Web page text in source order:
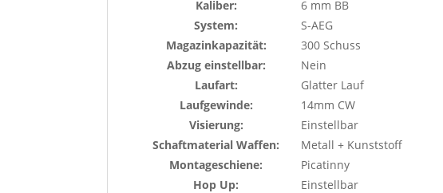
Kaliber:
6 mm BB
System:
S-AEG
Magazinkapazität:
300 Schuss
Abzug einstellbar:
Nein
Laufart:
Glatter Lauf
Laufgewinde:
14mm CW
Visierung:
Einstellbar
Schaftmaterial Waffen:
Metall + Kunststoff
Montageschiene:
Picatinny
Hop Up:
Einstellbar